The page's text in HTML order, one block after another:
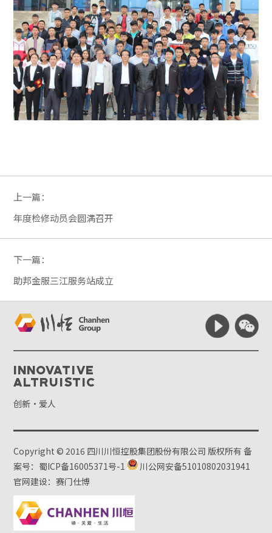
上一篇：
年度检修动员会圆满召开
下一篇：
助邦金服三江服务站成立
Innovative
Altruistic
创新·爱人
Copyright © 2016 四川川恒控股集团股份有限公司 版权所有备
案号：蜀ICP备16005371号-1
川公网安备51010802031941
官网建设：赛门仕博